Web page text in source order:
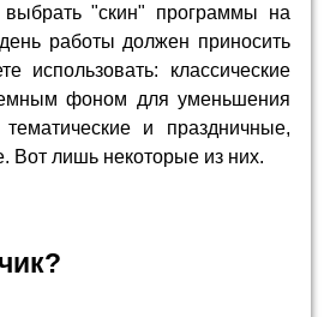
выбрать "скин" программы на
работы должен приносить
использовать: классические
фоном для уменьшения
тематические и праздничные,
Вот лишь некоторые из них.